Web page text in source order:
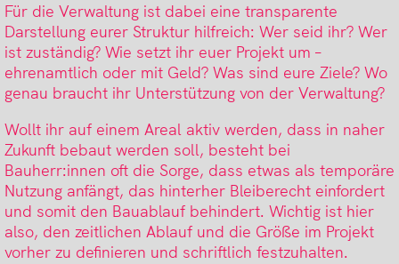
Für die Verwaltung ist dabei eine transparente
Darstellung eurer Struktur hilfreich: Wer seid ihr? Wer
ist zuständig? Wie setzt ihr euer Projekt um –
ehrenamtlich oder mit Geld? Was sind eure Ziele? Wo
genau braucht ihr Unterstützung von der Verwaltung?
Wollt ihr auf einem Areal aktiv werden, dass in naher
Zukunft bebaut werden soll, besteht bei
Bauherr:innen oft die Sorge, dass etwas als temporäre
Nutzung anfängt, das hinterher Bleiberecht einfordert
und somit den Bauablauf behindert. Wichtig ist hier
also, den zeitlichen Ablauf und die Größe im Projekt
vorher zu definieren und schriftlich festzuhalten.